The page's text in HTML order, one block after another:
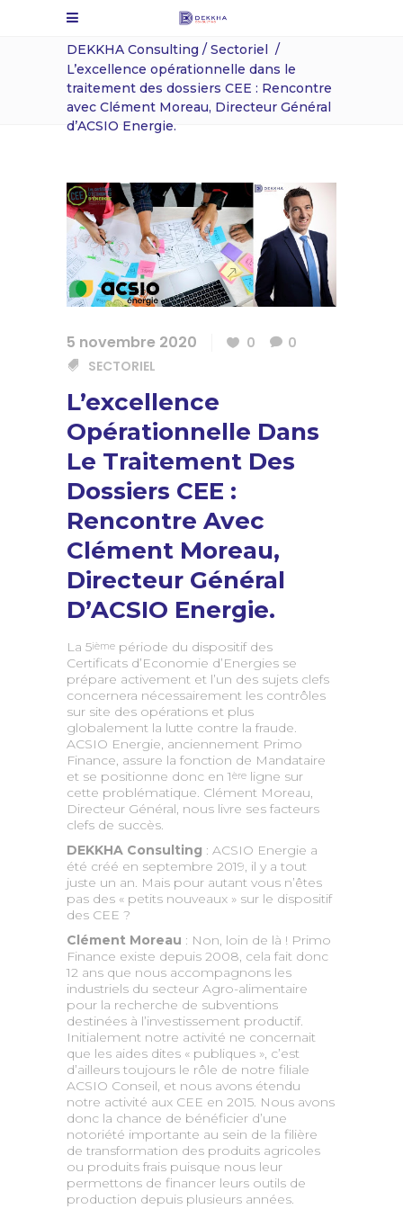
DEKKHA Consulting / Sectoriel /
L’excellence opérationnelle dans le
traitement des dossiers CEE : Rencontre
avec Clément Moreau, Directeur Général
d’ACSIO Energie.
5 novembre 2020 0
0
SECTORIEL
L’excellence
Opérationnelle Dans
Le Traitement Des
Dossiers CEE :
Rencontre Avec
Clément Moreau,
Directeur Général
D’ACSIO Energie.
La 5ième période du dispositif des
Certificats d’Economie d’Energies se
prépare activement et l’un des sujets clefs
concernera nécessairement les contrôles
sur site des opérations et plus
globalement la lutte contre la fraude.
ACSIO Energie, anciennement Primo
Finance, assure la fonction de Mandataire
et se positionne donc en 1ère ligne sur
cette problématique. Clément Moreau,
Directeur Général, nous livre ses facteurs
clefs de succès.
DEKKHA Consulting : ACSIO Energie a
été créé en septembre 2019, il y a tout
juste un an. Mais pour autant vous n’êtes
pas des « petits nouveaux » sur le dispositif
des CEE ?
Clément Moreau : Non, loin de là ! Primo
Finance existe depuis 2008, cela fait donc
12 ans que nous accompagnons les
industriels du secteur Agro-alimentaire
pour la recherche de subventions
destinées à l’investissement productif.
Initialement notre activité ne concernait
que les aides dites « publiques », c’est
d’ailleurs toujours le rôle de notre filiale
ACSIO Conseil, et nous avons étendu
notre activité aux CEE en 2015. Nous avons
donc la chance de bénéficier d’une
notoriété importante au sein de la filière
de transformation des produits agricoles
ou produits frais puisque nous leur
permettons de financer leurs outils de
production depuis plusieurs années.